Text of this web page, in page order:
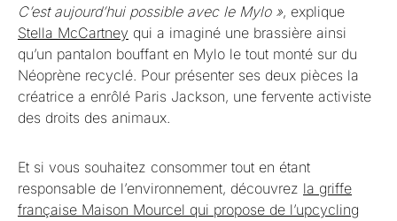
C’est aujourd’hui possible avec le Mylo », explique
Stella McCartney qui a imaginé une brassière ainsi
qu’un pantalon bouffant en Mylo le tout monté sur du
Néoprène recyclé. Pour présenter ses deux pièces la
créatrice a enrôlé Paris Jackson, une fervente activiste
des droits des animaux.
Et si vous souhaitez consommer tout en étant
responsable de l’environnement, découvrez la griffe
française Maison Mourcel qui propose de l’upcycling